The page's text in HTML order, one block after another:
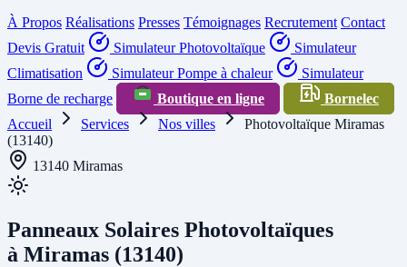
À Propos Réalisations Presses Témoignages Recrutement Contact
Devis Gratuit
Simulateur Photovoltaïque
Simulateur
Climatisation
Simulateur Pompe à chaleur
Simulateur
Borne de recharge
Boutique en ligne
Bornelec
Accueil
Services Nos villes
Photovoltaïque Miramas
(13140)
13140 Miramas
Panneaux Solaires Photovoltaïques
à Miramas (13140)